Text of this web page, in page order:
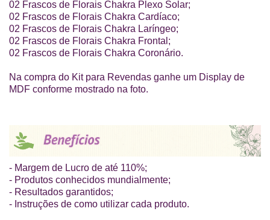
02 Frascos de Florais Chakra Plexo Solar;
02 Frascos de Florais Chakra Cardíaco;
02 Frascos de Florais Chakra Laríngeo;
02 Frascos de Florais Chakra Frontal;
02 Frascos de Florais Chakra Coronário.
Na compra do Kit para Revendas ganhe um Display de
MDF conforme mostrado na foto.
- Margem de Lucro de até 110%;
- Produtos conhecidos mundialmente;
- Resultados garantidos;
- Instruções de como utilizar cada produto.